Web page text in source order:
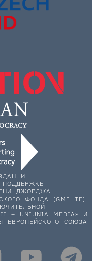
И
ДЖОРДЖА
ФОНДА (GMF TF).
– UNIUNIA MEDIA» И
ЕВРОПЕЙСКОГО СОЮЗА